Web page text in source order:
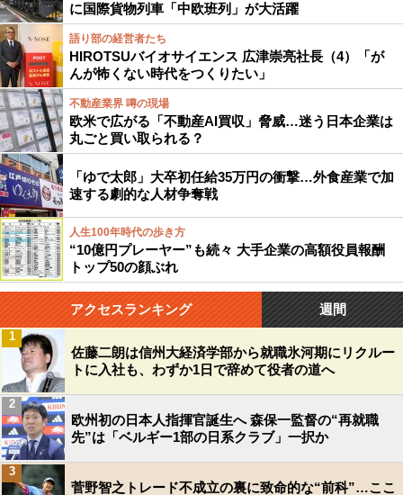
に国際貨物列車「中欧班列」が大活躍
語り部の経営者たち
HIROTSUバイオサイエンス 広津崇亮社長（4）「が
んが怖くない時代をつくりたい」
不動産業界 噂の現場
欧米で広がる「不動産AI買収」脅威…迷う日本企業は
丸ごと買い取られる？
「ゆで太郎」大卒初任給35万円の衝撃…外食産業で加
速する劇的な人材争奪戦
人生100年時代の歩き方
“10億円プレーヤー”も続々 大手企業の高額役員報酬
トップ50の顔ぶれ
アクセスランキング 週間
佐藤二朗は信州大経済学部から就職氷河期にリクルー
トに入社も、わずか1日で辞めて役者の道へ
1
欧州初の日本人指揮官誕生へ 森保一監督の“再就職
先”は「ベルギー1部の日系クラブ」一択か
2
菅野智之トレード不成立の裏に致命的な“前科”…ここ
3